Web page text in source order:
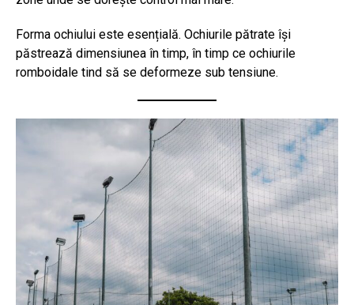
Forma ochiului este esențială. Ochiurile pătrate își
păstrează dimensiunea în timp, în timp ce ochiurile
romboidale tind să se deformeze sub tensiune.